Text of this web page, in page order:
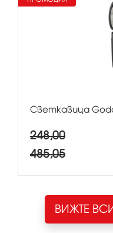
Светкавица
248,00
485,05
ВИЖТЕ